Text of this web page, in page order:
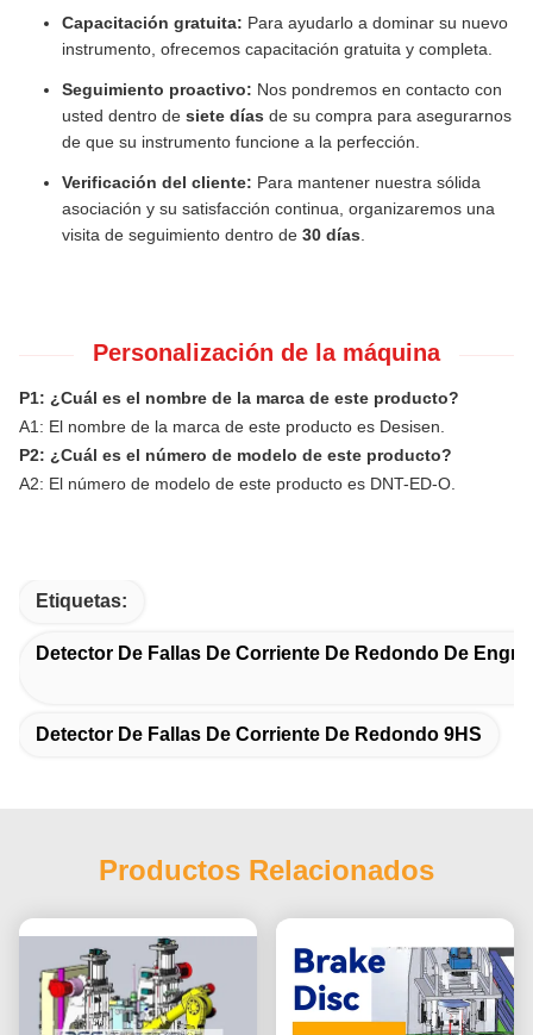
Capacitación gratuita: Para ayudarlo a dominar su nuevo
instrumento, ofrecemos capacitación gratuita y completa.
Seguimiento proactivo: Nos pondremos en contacto con
usted dentro de siete días de su compra para asegurarnos
de que su instrumento funcione a la perfección.
Verificación del cliente: Para mantener nuestra sólida
asociación y su satisfacción continua, organizaremos una
visita de seguimiento dentro de 30 días
Personalización de la máquina
P1: ¿Cuál es el nombre de la marca de este producto?
A1: El nombre de la marca de este producto es Desisen.
P2: ¿Cuál es el número de modelo de este producto?
A2: El número de modelo de este producto es DNT-ED-O.
Etiquetas:
Detector De Fallas De Corriente De Redondo De
Detector De Fallas De Corriente De Redondo 9HS
Productos Relacionados